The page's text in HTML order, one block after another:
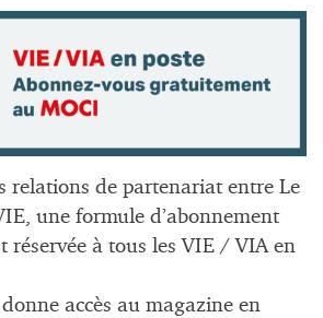
relations de partenariat entre Le
une formule d’abonnement
réservée à tous les VIE / VIA en
accès au magazine en